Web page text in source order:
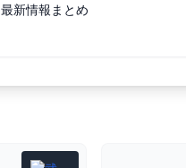
最新情報まとめ